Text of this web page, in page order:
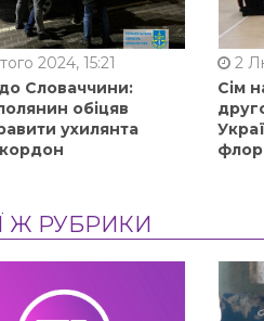
2024, 15:21
Словаччини:
обіцяв
ухилянта
2
Сім
Ж РУБРИКИ